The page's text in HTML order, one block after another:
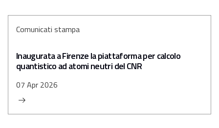
Comunicati stampa
Inaugurata a Firenze la piattaforma per calcolo
quantistico ad atomi neutri del CNR
07 Apr 2026